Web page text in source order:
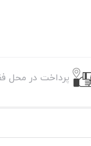
پرداخت در محل